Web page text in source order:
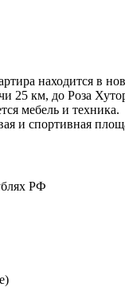
находится в
25 км, до Роза
мебель и техника.
и спортивная
РФ